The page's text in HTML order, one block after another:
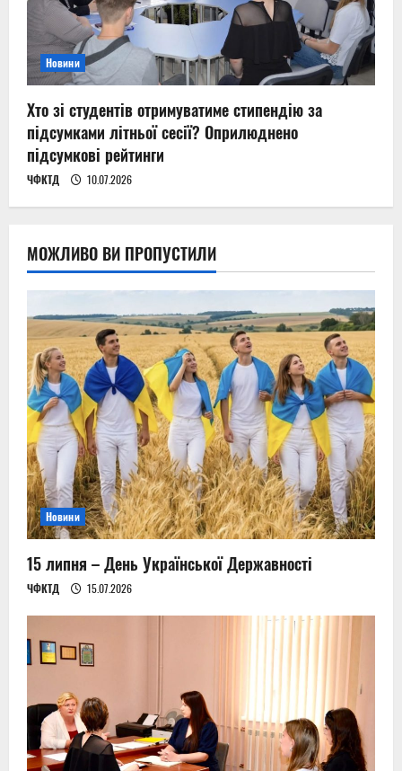
Новини
Хто зі студентів отримуватиме стипендію за
підсумками літньої сесії? Оприлюднено
підсумкові рейтинги
ЧФКТД 10.07.2026
МОЖЛИВО ВИ ПРОПУСТИЛИ
Новини
15 липня – День Української Державності
ЧФКТД 15.07.2026